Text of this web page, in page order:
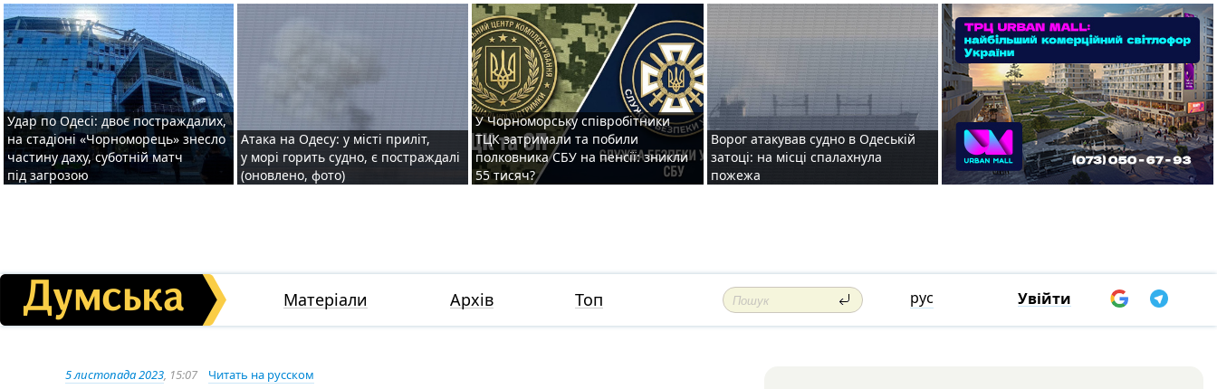
Удар по Одесі: двоє постраждалих,
на стадіоні «Чорноморець» знесло
частину даху, суботній матч
під загрозою
Атака на Одесу: у місті приліт,
у морі горить судно, є постраждалі
(оновлено, фото)
У Чорноморську співробітники
ТЦК затримали та побили
полковника СБУ на пенсії: зникли
55 тисяч?
Ворог атакував судно в Одеській
затоці: на місці спалахнула
пожежа
Матеріали Архів Топ рус Увійти
5 листопада 2023, 15:07 Читать на русском